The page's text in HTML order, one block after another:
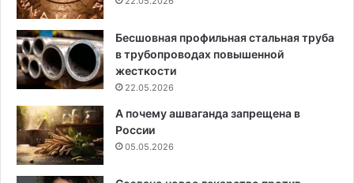
Бесшовная профильная стальная труба
в трубопроводах повышенной
жесткости
22.05.2026
А почему ашваганда запрещена в
России
05.05.2026